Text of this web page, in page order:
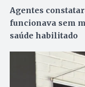
Agentes
funcionava sem
saúde habilitado